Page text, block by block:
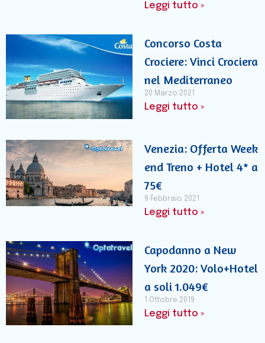
Leggi tutto »
Concorso Costa
Crociere: Vinci Crociera
nel Mediterraneo
20 Marzo 2021
Leggi tutto »
Venezia: Offerta Week
end Treno + Hotel 4* a
75€
9 Febbraio 2021
Leggi tutto »
Capodanno a New
York 2020: Volo+Hotel
a soli 1.049€
1 Ottobre 2019
Leggi tutto »